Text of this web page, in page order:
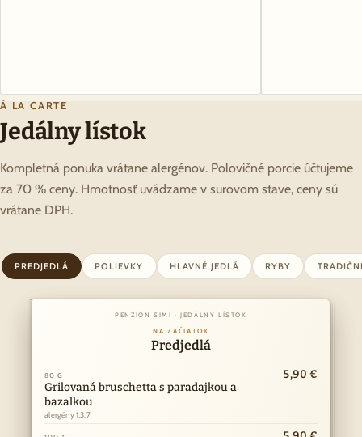
À LA CARTE
Jedálny lístok
Kompletná ponuka vrátane alergénov. Polovičné porcie účtujeme
za 70 % ceny. Hmotnosť uvádzame v surovom stave, ceny sú
vrátane DPH.
PREDJEDLÁ POLIEVKY HLAVNÉ JEDLÁ RYBY
PENZIÓN SIMI · JEDÁLNY LÍSTOK
NA ZAČIATOK
Predjedlá
80 G
Grilovaná bruschetta s paradajkou a
bazalkou
5,90 €
alergény 1,3,7
PENZIÓN SIMI · JEDÁLNY LÍSTOK
Z NAŠEJ KUCHYNE
Hlavné jedlá
150 G
Vyprážaný bravčový alebo kurací rezeň
10,90 €
alergény 1,3,7
150 G
Kurací steak